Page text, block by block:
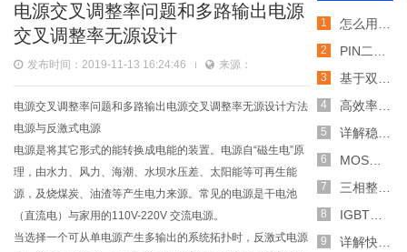
电源交叉调整率问题和多路输出电源
交叉调整率无源设计
发布时间：2019-11-13 16:24:46 来源：
电源交叉调整率问题和多路输出电源交叉调整率无源设计方法
电源与反激式电源
电源是将其它形式的能转换成电能的装置。电源自“磁生电”原
理，由水力、风力、海潮、水坝水压差、太阳能等可再生能
源，及烧煤炭、油渣等产生电力来源。常见的电源是干电池
（直流电）与家用的110V-220V 交流电源。
当选择一个可从单电源产生多输出的系统拓扑时，反激式电源
怎么用TVS二极管提高电路的抗突波能力
PIN二极管的电导调制机制和应用介绍
基于双MOS管的防反灌电路工作原理介绍
高效率整流二极管的特性和应用介绍
详解稳压二极管的关键特性和应用原理
MOS管选型关键因素分析,怎么选择合适的参数
三相整流电路分析,半波整流与全波整流的工作原理
IGBT三相全桥整流电路工作原理介绍
详解快恢复二极管,结构,特性和应用介绍